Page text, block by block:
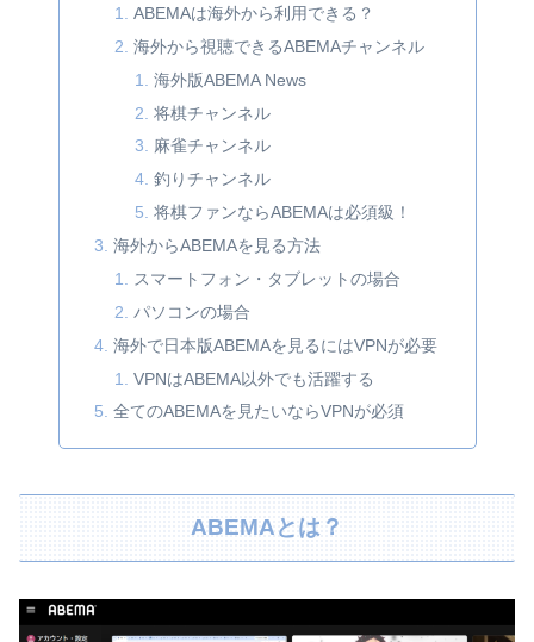
ABEMAは海外から利用できる？
海外から視聴できるABEMAチャンネル
海外版ABEMA News
将棋チャンネル
麻雀チャンネル
釣りチャンネル
将棋ファンならABEMAは必須級！
海外からABEMAを見る方法
スマートフォン・タブレットの場合
パソコンの場合
海外で日本版ABEMAを見るにはVPNが必要
VPNはABEMA以外でも活躍する
全てのABEMAを見たいならVPNが必須
ABEMAとは？